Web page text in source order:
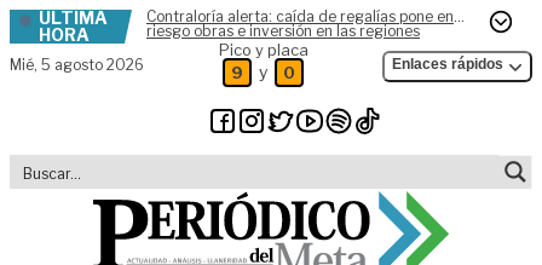
Skip to content
ÚLTIMA
HORA
Contraloría alerta: caída de regalías pone en
riesgo obras e inversión en las regiones
Mié, 5 agosto 2026
Pico y placa
9 y 0 Enlaces rápidos